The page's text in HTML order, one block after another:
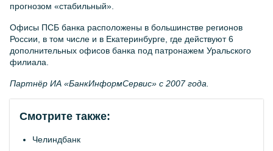
прогнозом «стабильный».
Офисы ПСБ банка расположены в большинстве регионов
России, в том числе и в Екатеринбурге, где действуют 6
дополнительных офисов банка под патронажем Уральского
филиала.
Партнёр ИА «БанкИнформСервис» с 2007 года.
Смотрите также:
Челиндбанк